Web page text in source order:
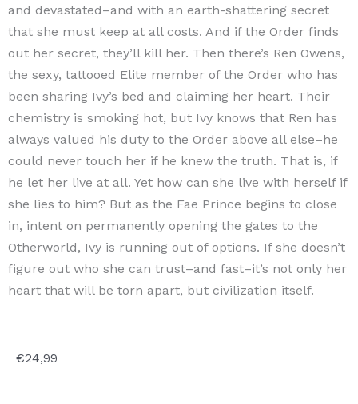
and devastated–and with an earth-shattering secret
that she must keep at all costs. And if the Order finds
out her secret, they’ll kill her. Then there’s Ren Owens,
the sexy, tattooed Elite member of the Order who has
been sharing Ivy’s bed and claiming her heart. Their
chemistry is smoking hot, but Ivy knows that Ren has
always valued his duty to the Order above all else–he
could never touch her if he knew the truth. That is, if
he let her live at all. Yet how can she live with herself if
she lies to him? But as the Fae Prince begins to close
in, intent on permanently opening the gates to the
Otherworld, Ivy is running out of options. If she doesn’t
figure out who she can trust–and fast–it’s not only her
heart that will be torn apart, but civilization itself.
€24,99